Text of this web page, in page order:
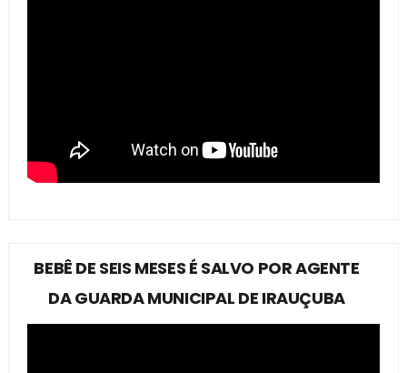
BEBÊ DE SEIS MESES É SALVO POR AGENTE
DA GUARDA MUNICIPAL DE IRAUÇUBA